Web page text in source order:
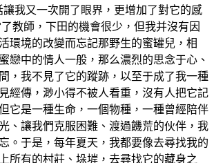
讓我又一次開了眼界，更增加了對它的感
教師，下田的機會很少，但我并沒有因
環境的改變而忘記那野生的蜜罐兒，相
戀中的情人一般，那么濃烈的思念于心、
，我不見了它的蹤跡，以至于成了我一種
經傳，渺小得不被人看重，沒有人把它記
它是一種生命，一個物種，一種曾經陪伴
、讓我們克服困難、渡過饑荒的伙伴，我
。于是，每年夏天，我都要像去尋找我的
所有的村莊、垛堓，去尋找它的藏身之